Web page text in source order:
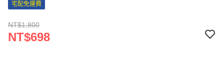
宅配免運費
NT$1,800
NT$698